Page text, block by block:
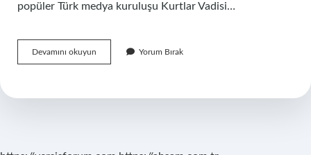
popüler Türk medya kuruluşu Kurtlar Vadisi…
Devamını okuyun
Vadisi
Söylüyor
Yorum Bırak